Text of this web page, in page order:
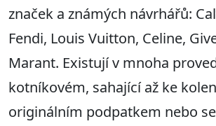
značek a známých návrhářů:
Fendi, Louis Vuitton, Celine,
Marant. Existují v mnoha
kotníkovém, sahající až ke
originálním podpatkem nebo